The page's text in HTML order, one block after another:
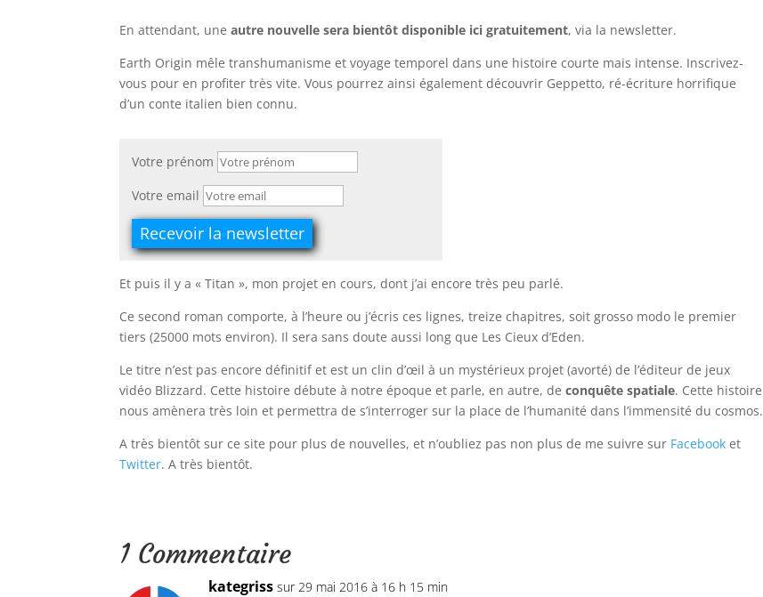
En attendant, uneautre nouvelle sera bientôt disponible ici gratuitement, via la newsletter.
Earth Origin mêle transhumanisme et voyage temporel dans une histoire courte mais intense. Inscrivez-
vous pour en profiter très vite. Vous pourrez ainsi également découvrir Geppetto, ré-écriture horrifique
d’un conte italien bien connu.
Votre prénom
Votre email
Et puis il y a « Titan », mon projet en cours, dont j’ai encore très peu parlé.
Ce second roman comporte, à l’heure ou j’écris ces lignes, treize chapitres, soit grosso modo le premier
tiers (25000 mots environ). Il sera sans doute aussi long que Les Cieux d’Eden.
Le titre n’est pas encore définitif et est un clin d’œil à un mystérieux projet (avorté) de l’éditeur de jeux
vidéo Blizzard. Cette histoire débute à notre époque et parle, en autre, deconquête spatiale. Cette histoire
nous amènera très loin et permettra de s’interroger sur la place de l’humanité dans l’immensité du cosmos.
A très bientôt sur ce site pour plus de nouvelles, et n’oubliez pas non plus de me suivre sur Facebook et
Twitter. A très bientôt.
1 Commentaire
kategriss sur 29 mai 2016 à 16 h 15 min